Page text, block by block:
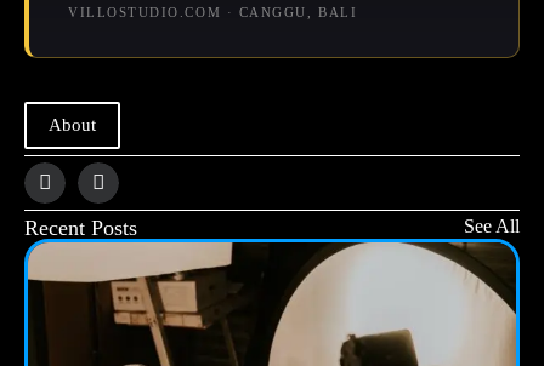
VILLOSTUDIO.COM · CANGGU, BALI
About
Recent Posts See All